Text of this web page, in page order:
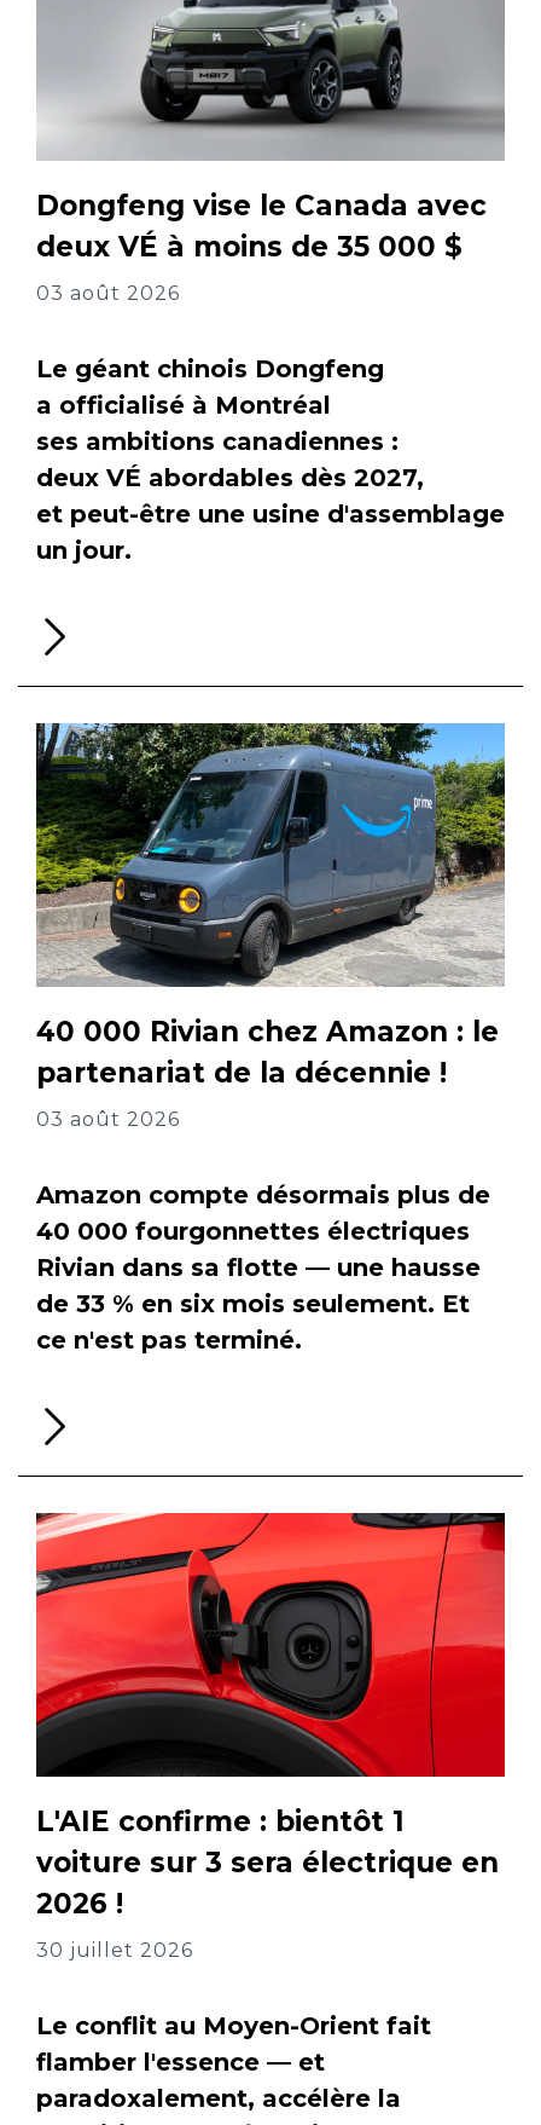
Dongfeng vise le Canada avec
deux VÉ à moins de 35 000 $
03 août 2026
Le géant chinois Dongfeng
a officialisé à Montréal
ses ambitions canadiennes :
deux VÉ abordables dès 2027,
et peut-être une usine d'assemblage
un jour.
40 000 Rivian chez Amazon : le
partenariat de la décennie !
03 août 2026
Amazon compte désormais plus de
40 000 fourgonnettes électriques
Rivian dans sa flotte — une hausse
de 33 % en six mois seulement. Et
ce n'est pas terminé.
L'AIE confirme : bientôt 1
voiture sur 3 sera électrique en
2026 !
30 juillet 2026
Le conflit au Moyen-Orient fait
flamber l'essence — et
paradoxalement, accélère la